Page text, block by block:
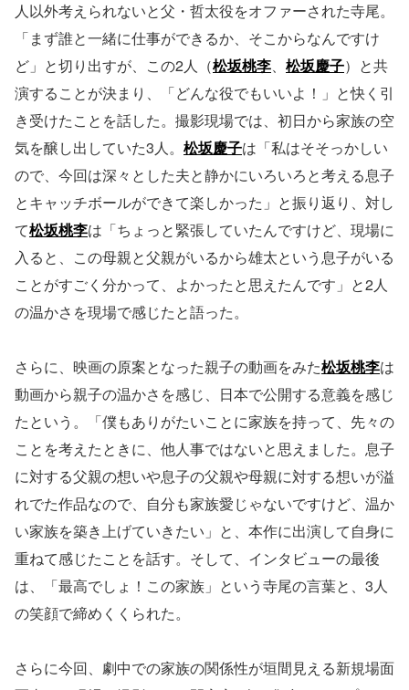
人以外考えられないと父・哲太役をオファーされた寺尾。
「まず誰と一緒に仕事ができるか、そこからなんですけ
ど」と切り出すが、この2人（松坂桃李、 松坂慶子）と共
演することが決まり、「どんな役でもいいよ！」と快く引
き受けたことを話した。撮影現場では、初日から家族の空
気を醸し出していた3人。 松坂慶子は「私はそそっかしい
ので、今回は深々とした夫と静かにいろいろと考える息子
とキャッチボールができて楽しかった」と振り返り、対し
て松坂桃李は「ちょっと緊張していたんですけど、現場に
入ると、この母親と父親がいるから雄太という息子がいる
ことがすごく分かって、よかったと思えたんです」と2人
の温かさを現場で感じたと語った。
さらに、映画の原案となった親子の動画をみた松坂桃李は
動画から親子の温かさを感じ、日本で公開する意義を感じ
たという。「僕もありがたいことに家族を持って、先々の
ことを考えたときに、他人事ではないと思えました。息子
に対する父親の想いや息子の父親や母親に対する想いが溢
れでた作品なので、自分も家族愛じゃないですけど、温か
い家族を築き上げていきたい」と、本作に出演して自身に
重ねて感じたことを話す。そして、インタビューの最後
は、「最高でしょ！この家族」という寺尾の言葉と、3人
の笑顔で締めくくられた。
さらに今回、劇中での家族の関係性が垣間見える新規場面